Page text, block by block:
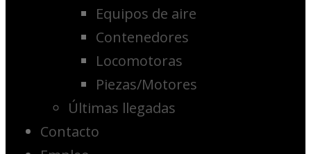
Equipos de aire
Contenedores
Locomotoras
Piezas/Motores
Últimas llegadas
Contacto